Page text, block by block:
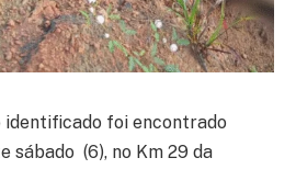
identificado foi encontrado
sábado (6), no Km 29 da